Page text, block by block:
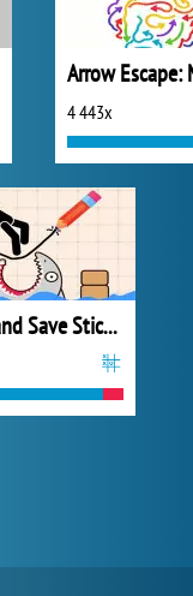
Arrow Escape:
4 443x
Draw and Save Stickman